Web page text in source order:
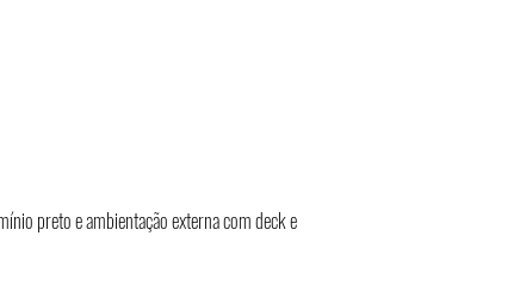
preto e ambientação externa com deck e